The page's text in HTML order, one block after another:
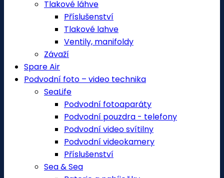
Tlakové láhve
Příslušenství
Tlakové lahve
Ventily, manifoldy
Závaží
Spare Air
Podvodní foto – video technika
SeaLife
Podvodní fotoaparáty
Podvodní pouzdra - telefony
Podvodní video svítilny
Podvodní videokamery
Příslušenství
Sea & Sea